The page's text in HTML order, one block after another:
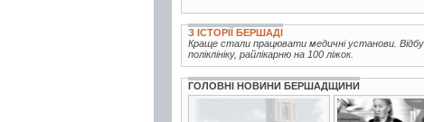
З ІСТОРІЇ БЕРШАДІ
Краще стали працювати медичні установи.
поліклініку, райлікарню на 100 ліжок.
ГОЛОВНІ НОВИНИ БЕРШАДЩИНИ